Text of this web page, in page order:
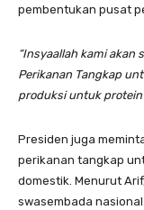
pembentukan pusat
“Insyaallah kami akan
Perikanan Tangkap
produksi untuk protein
Presiden juga
perikanan tangkap
domestik. Menurut
swasembada